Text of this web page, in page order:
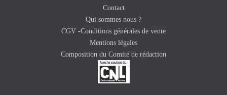
Contact
Qui sommes nous ?
CGV -Conditions générales de vente
Mentions légales
Composition du Comité de rédaction